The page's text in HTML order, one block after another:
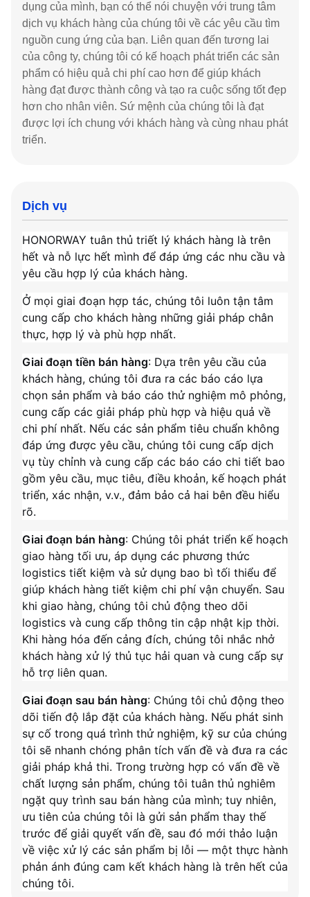
dụng của mình, bạn có thể nói chuyện với trung tâm
dịch vụ khách hàng của chúng tôi về các yêu cầu tìm
nguồn cung ứng của bạn. Liên quan đến tương lai
của công ty, chúng tôi có kế hoạch phát triển các sản
phẩm có hiệu quả chi phí cao hơn để giúp khách
hàng đạt được thành công và tạo ra cuộc sống tốt đẹp
hơn cho nhân viên. Sứ mệnh của chúng tôi là đạt
được lợi ích chung với khách hàng và cùng nhau phát
triển.
Dịch vụ
HONORWAY tuân thủ triết lý khách hàng là trên
hết và nỗ lực hết mình để đáp ứng các nhu cầu và
yêu cầu hợp lý của khách hàng.
Ở mọi giai đoạn hợp tác, chúng tôi luôn tận tâm
cung cấp cho khách hàng những giải pháp chân
thực, hợp lý và phù hợp nhất.
Giai đoạn tiền bán hàng: Dựa trên yêu cầu của
khách hàng, chúng tôi đưa ra các báo cáo lựa
chọn sản phẩm và báo cáo thử nghiệm mô phỏng,
cung cấp các giải pháp phù hợp và hiệu quả về
chi phí nhất. Nếu các sản phẩm tiêu chuẩn không
đáp ứng được yêu cầu, chúng tôi cung cấp dịch
vụ tùy chỉnh và cung cấp các báo cáo chi tiết bao
gồm yêu cầu, mục tiêu, điều khoản, kế hoạch phát
triển, xác nhận, v.v., đảm bảo cả hai bên đều hiểu
rõ.
Giai đoạn bán hàng: Chúng tôi phát triển kế hoạch
giao hàng tối ưu, áp dụng các phương thức
logistics tiết kiệm và sử dụng bao bì tối thiểu để
giúp khách hàng tiết kiệm chi phí vận chuyển. Sau
khi giao hàng, chúng tôi chủ động theo dõi
logistics và cung cấp thông tin cập nhật kịp thời.
Khi hàng hóa đến cảng đích, chúng tôi nhắc nhở
khách hàng xử lý thủ tục hải quan và cung cấp sự
hỗ trợ liên quan.
Giai đoạn sau bán hàng: Chúng tôi chủ động theo
dõi tiến độ lắp đặt của khách hàng. Nếu phát sinh
sự cố trong quá trình thử nghiệm, kỹ sư của chúng
tôi sẽ nhanh chóng phân tích vấn đề và đưa ra các
giải pháp khả thi. Trong trường hợp có vấn đề về
chất lượng sản phẩm, chúng tôi tuân thủ nghiêm
ngặt quy trình sau bán hàng của mình; tuy nhiên,
ưu tiên của chúng tôi là gửi sản phẩm thay thế
trước để giải quyết vấn đề, sau đó mới thảo luận
về việc xử lý các sản phẩm bị lỗi — một thực hành
phản ánh đúng cam kết khách hàng là trên hết của
chúng tôi.